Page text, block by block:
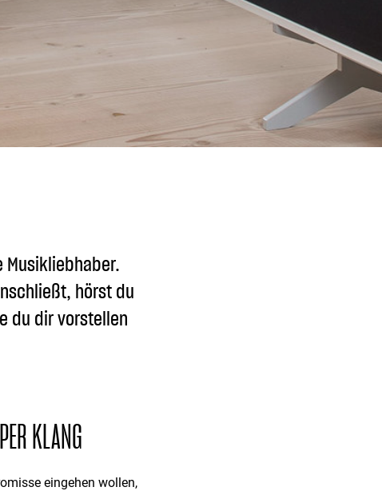
Musikliebhaber.
hörst du
du dir vorstellen
KLANG
eingehen wollen,